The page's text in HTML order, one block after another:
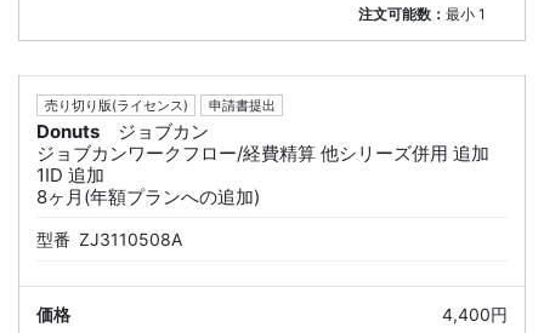
注文可能数：最小 1
売り切り版(ライセンス) 申請書提出
Donuts
ジョブカン
ジョブカンワークフロー/経費精算 他シリーズ併用 追加
1ID 追加
8ヶ月(年額プランへの追加)
型番 ZJ3110508A
4,400円